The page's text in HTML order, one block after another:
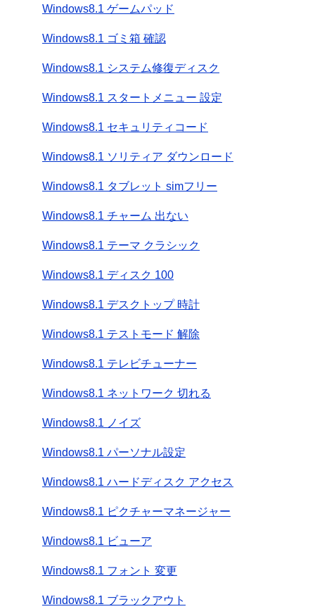
Windows8.1 ゲームパッド
Windows8.1 ゴミ箱 確認
Windows8.1 システム修復ディスク
Windows8.1 スタートメニュー 設定
Windows8.1 セキュリティコード
Windows8.1 ソリティア ダウンロード
Windows8.1 タブレット simフリー
Windows8.1 チャーム 出ない
Windows8.1 テーマ クラシック
Windows8.1 ディスク 100
Windows8.1 デスクトップ 時計
Windows8.1 テストモード 解除
Windows8.1 テレビチューナー
Windows8.1 ネットワーク 切れる
Windows8.1 ノイズ
Windows8.1 パーソナル設定
Windows8.1 ハードディスク アクセス
Windows8.1 ピクチャーマネージャー
Windows8.1 ビューア
Windows8.1 フォント 変更
Windows8.1 ブラックアウト